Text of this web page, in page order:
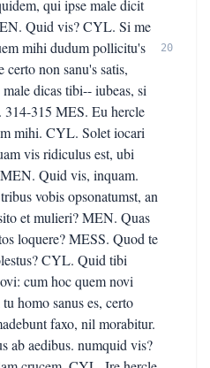
qui ipse male dicit
Quid vis? CYL. Si me
mihi dudum pollicitu's
non sanu's satis,
dicas tibi-- iubeas, si
314-315 MES. Eu hercle
mihi. CYL. Solet iocari
vis ridiculus est, ubi
Quid vis, inquam.
vobis opsonatumst, an
et mulieri? MEN. Quas
loquere? MESS. Quod te
CYL. Quid tibi
cum hoc quem novi
homo sanus es, certo
faxo, nil morabitur.
ab aedibus. numquid vis?
20